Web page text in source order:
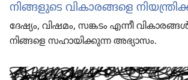
നിങ്ങളുടെ വികാരങ്ങളെ
ദേഷ്യം, വിഷമം, സങ്കടം എന്നീ
നിങ്ങളെ സഹായിക്കുന്ന അഭ്യാസം.